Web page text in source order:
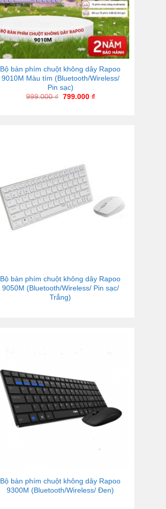
Bộ bàn phím chuột không dây Rapoo
9010M Màu tím (Bluetooth/Wireless/
Pin sạc)
999.000₫ 799.000 ₫
Bộ bàn phím chuột không dây Rapoo
9050M (Bluetooth/Wireless/ Pin sạc/
Trắng)
Bộ bàn phím chuột không dây Rapoo
9300M (Bluetooth/Wireless/ Đen)